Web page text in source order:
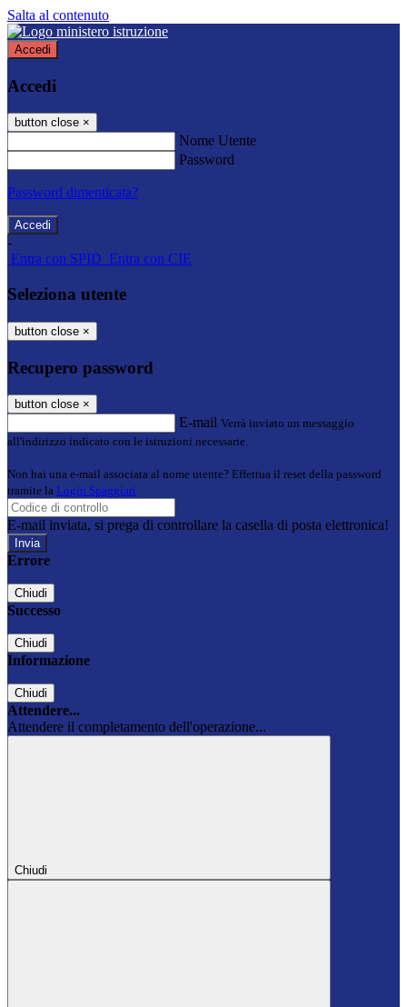
Salta al contenuto
Accedi
Accedi
button close ×
Nome Utente
Password
Password dimenticata?
-
Entra con SPID Entra con CIE
Seleziona utente
button close ×
Recupero password
button close ×
E-mail Verrà inviato un messaggio
all'indirizzo indicato con le istruzioni necessarie.
Non hai una e-mail associata al nome utente? Effettua il reset della password
tramite la Login Spaggiari
E-mail inviata, si prega di controllare la casella di posta elettronica!
Errore
Chiudi
Successo
Chiudi
Informazione
Chiudi
Attendere...
Attendere il completamento dell'operazione...
Chiudi